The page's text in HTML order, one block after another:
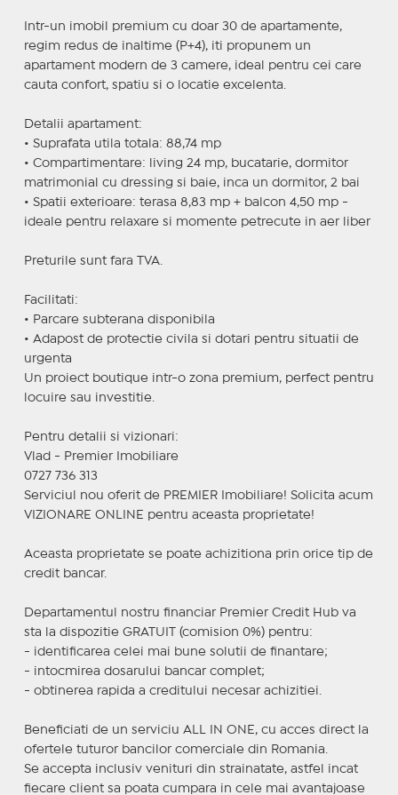
Intr-un imobil premium cu doar 30 de apartamente,
regim redus de inaltime (P+4), iti propunem un
apartament modern de 3 camere, ideal pentru cei care
cauta confort, spatiu si o locatie excelenta.
Detalii apartament:
• Suprafata utila totala: 88,74 mp
• Compartimentare: living 24 mp, bucatarie, dormitor
matrimonial cu dressing si baie, inca un dormitor, 2 bai
• Spatii exterioare: terasa 8,83 mp + balcon 4,50 mp -
ideale pentru relaxare si momente petrecute in aer liber
Preturile sunt fara TVA.
Facilitati:
• Parcare subterana disponibila
• Adapost de protectie civila si dotari pentru situatii de
urgenta
Un proiect boutique intr-o zona premium, perfect pentru
locuire sau investitie.
Pentru detalii si vizionari:
Vlad - Premier Imobiliare
0727 736 313
Serviciul nou oferit de PREMIER Imobiliare! Solicita acum
VIZIONARE ONLINE pentru aceasta proprietate!
Aceasta proprietate se poate achizitiona prin orice tip de
credit bancar.
Departamentul nostru financiar Premier Credit Hub va
sta la dispozitie GRATUIT (comision 0%) pentru:
- identificarea celei mai bune solutii de finantare;
- intocmirea dosarului bancar complet;
- obtinerea rapida a creditului necesar achizitiei.
Beneficiati de un serviciu ALL IN ONE, cu acces direct la
ofertele tuturor bancilor comerciale din Romania.
Se accepta inclusiv venituri din strainatate, astfel incat
fiecare client sa poata cumpara in cele mai avantajoase